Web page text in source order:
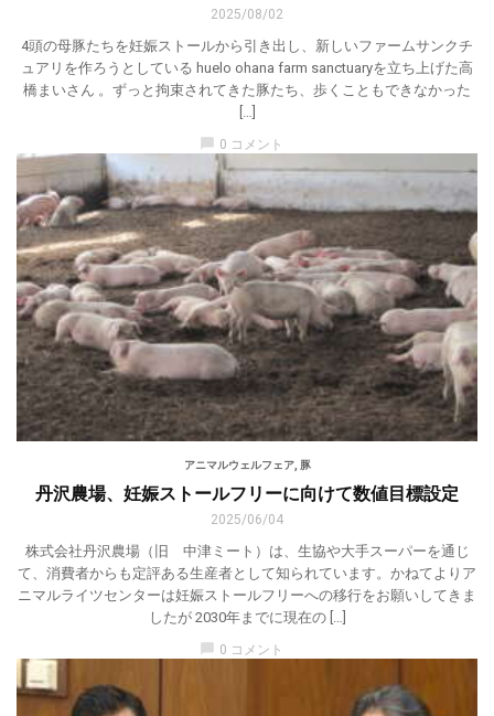
2025/08/02
4頭の母豚たちを妊娠ストールから引き出し、新しいファームサンクチ
ュアリを作ろうとしている huelo ohana farm sanctuaryを立ち上げた高
橋まいさん 。ずっと拘束されてきた豚たち、歩くこともできなかった
0 コメント
アニマルウェルフェア, 豚
丹沢農場、妊娠ストールフリーに向けて数値目標設定
2025/06/04
株式会社丹沢農場（旧 中津ミート）は、生協や大手スーパーを通じ
て、消費者からも定評ある生産者として知られています。かねてよりア
ニマルライツセンターは妊娠ストールフリーへの移行をお願いしてきま
したが 2030年までに現在の […]
chat_bubble 0 コメント